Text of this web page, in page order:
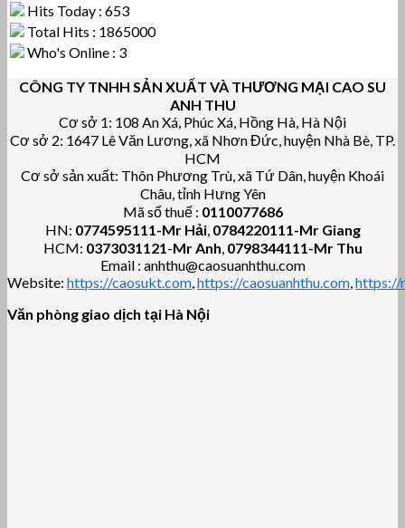
Hits Today : 653
Total Hits : 1865000
Who's Online : 3
CÔNG TY TNHH SẢN XUẤT VÀ THƯƠNG MẠI CAO SU
ANH THU
Cơ sở 1: 108 An Xá, Phúc Xá, Hồng Hà, Hà Nội
Cơ sở 2: 1647 Lê Văn Lương, xã Nhơn Đức, huyện Nhà Bè, TP.
HCM
Cơ sở sản xuất: Thôn Phương Trù, xã Tứ Dân, huyện Khoái
Châu, tỉnh Hưng Yên
Mã số thuế : 0110077686
HN: 0774595111-Mr Hải, 0784220111-Mr Giang
HCM: 0373031121-Mr Anh, 0798344111-Mr Thu
Email : anhthu@caosuanhthu.com
Website: https://caosukt.com,https://caosuanhthu.com,https://
Văn phòng giao dịch tại Hà Nội